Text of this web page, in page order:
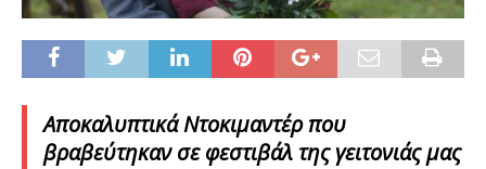
Αποκαλυπτικά Ντοκιμαντέρ που
βραβεύτηκαν σε φεστιβάλ της γειτονιάς μας